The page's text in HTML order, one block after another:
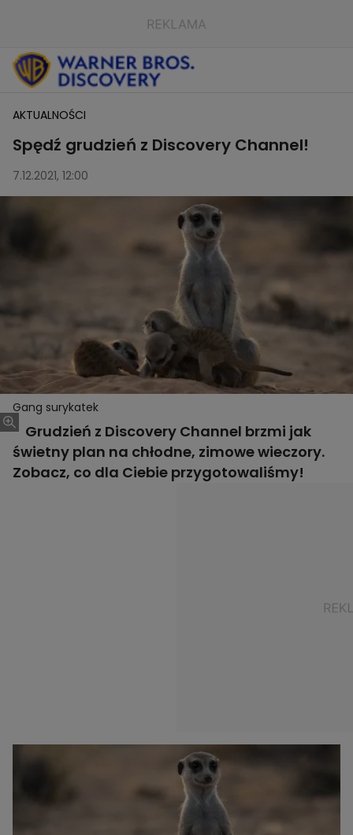
AKTUALNOŚCI
Spędź grudzień z Discovery Channel!
7.12.2021, 12:00
Gang surykatek
Grudzień z Discovery Channel brzmi jak
świetny plan na chłodne, zimowe wieczory.
Zobacz, co dla Ciebie przygotowaliśmy!